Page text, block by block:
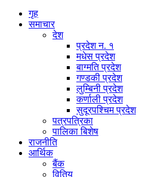
गृह
समाचार
देश
प्रदेश न. १
मधेस प्रदेश
बाग्मति प्रदेश
गण्डकी प्रदेश
लुम्बिनी प्रदेश
कर्णाली प्रदेश
सुदूरपश्चिम प्रदेश
पत्रपत्रिका
पालिका बिशेष
राजनीति
आर्थिक
बैंक
वितिय